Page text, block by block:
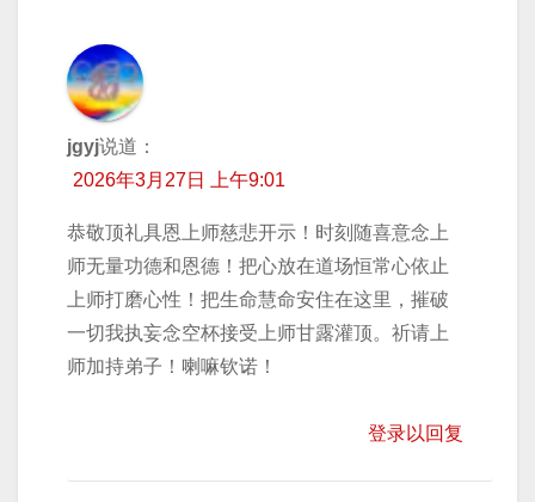
jgyj说道：
2026年3月27日 上午9:01
恭敬顶礼具恩上师慈悲开示！时刻随喜意念上
师无量功德和恩德！把心放在道场恒常心依止
上师打磨心性！把生命慧命安住在这里，摧破
一切我执妄念空杯接受上师甘露灌顶。祈请上
师加持弟子！喇嘛钦诺！
登录以回复